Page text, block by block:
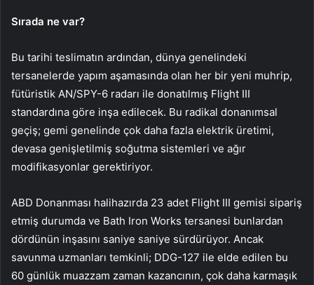
Sırada ne var?
Bu tarihi teslimatın ardından, dünya genelindeki
tersanelerde yapım aşamasında olan her bir yeni muhrip,
fütüristik AN/SPY-6 radarı ile donatılmış Flight III
standardına göre inşa edilecek. Bu radikal donanımsal
geçiş; gemi genelinde çok daha fazla elektrik üretimi,
devasa genişletilmiş soğutma sistemleri ve ağır
modifikasyonlar gerektiriyor.
ABD Donanması halihazırda 23 adet Flight III gemisi sipariş
etmiş durumda ve Bath Iron Works tersanesi bunlardan
dördünün inşasını saniye saniye sürdürüyor. Ancak
savunma uzmanları temkinli; DDG-127 ile elde edilen bu
60 günlük muazzam zaman kazancının, çok daha karmaşık